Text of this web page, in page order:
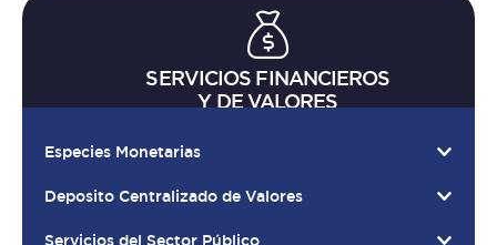
SERVICIOS FINANCIEROS
Y DE VALORES
Especies Monetarias
Deposito Centralizado de Valores
Servicios del Sector Público